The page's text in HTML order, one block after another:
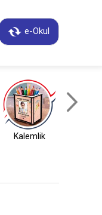
e-Okul
Kalemlik